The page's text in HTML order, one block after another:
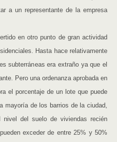
a un representante de la empresa
en otro punto de gran actividad
Hasta hace relativamente
subterráneas era extraño ya que el
Pero una ordenanza aprobada en
el porcentaje de un lote que puede
mayoría de los barrios de la ciudad,
nivel del suelo de viviendas recién
exceder de entre 25% y 50%